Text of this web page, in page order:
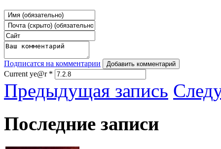
Подписатся на комментарии Добавить комментарий
Current ye@r *
Предыдущая запись
Последние записи